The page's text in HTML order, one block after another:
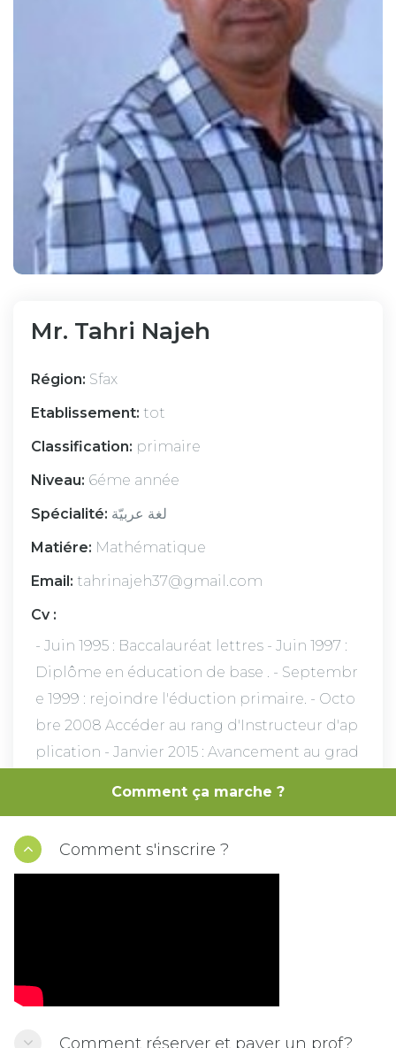
Mr. Tahri Najeh
Région: Sfax
Etablissement: tot
Classification: primaire
Niveau: 6éme année
Spécialité: لغة عربيّة
Matiére: Mathématique
Email: tahrinajeh37@gmail.com
Cv :
- Juin 1995 : Baccalauréat lettres - Juin 1997 :
Diplôme en éducation de base . - Septembr
e 1999 : rejoindre l'éduction primaire. - Octo
bre 2008 Accéder au rang d'Instructeur d'ap
plication - Janvier 2015 : Avancement au grad
- Janvier 2019: : Accéder au rang d'enseignan
Comment ça marche ?
Comment s'inscrire ?
Comment réserver et payer un prof?